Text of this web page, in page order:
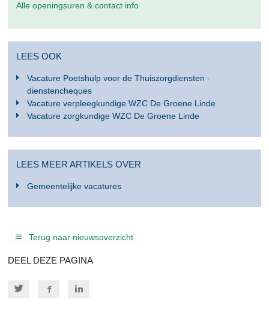
Alle openingsuren & contact info
LEES OOK
Vacature Poetshulp voor de Thuiszorgdiensten -
dienstencheques
Vacature verpleegkundige WZC De Groene Linde
Vacature zorgkundige WZC De Groene Linde
LEES MEER ARTIKELS OVER
Gemeentelijke vacatures
Terug naar nieuwsoverzicht
DEEL DEZE PAGINA